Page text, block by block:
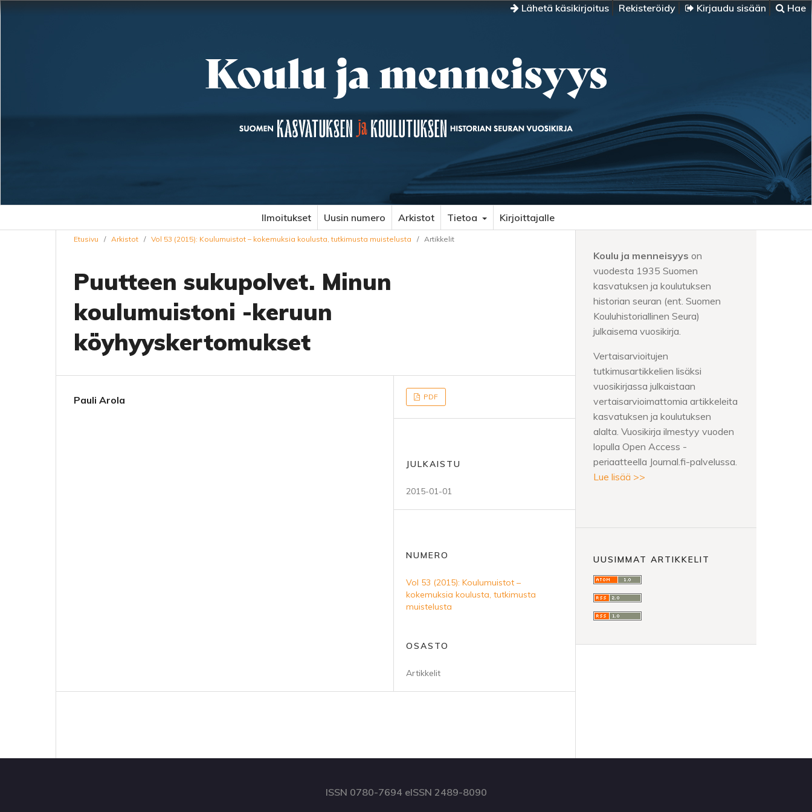
Lähetä käsikirjoitus Rekisteröidy Kirjaudu sisään Hae
Ilmoitukset Uusin numero Arkistot Tietoa Kirjoittajalle
Etusivu / Arkistot / Vol 53 (2015): Koulumuistot – kokemuksia koulusta, tutkimusta muistelusta / Artikkelit
Puutteen sukupolvet. Minun
koulumuistoni -keruun
köyhyyskertomukset
Pauli Arola PDF
JULKAISTU
2015-01-01
NUMERO
Vol 53 (2015): Koulumuistot –
kokemuksia koulusta, tutkimusta
muistelusta
OSASTO
Artikkelit
Koulu ja menneisyys on
vuodesta 1935 Suomen
kasvatuksen ja koulutuksen
historian seuran (ent. Suomen
Kouluhistoriallinen Seura)
julkaisema vuosikirja.
Vertaisarvioitujen
tutkimusartikkelien lisäksi
vuosikirjassa julkaistaan
vertaisarvioimattomia artikkeleita
kasvatuksen ja koulutuksen
alalta. Vuosikirja ilmestyy vuoden
lopulla Open Access -
periaatteella Journal.fi-palvelussa.
Lue lisää >>
UUSIMMAT ARTIKKELIT
ISSN 0780-7694 eISSN 2489-8090